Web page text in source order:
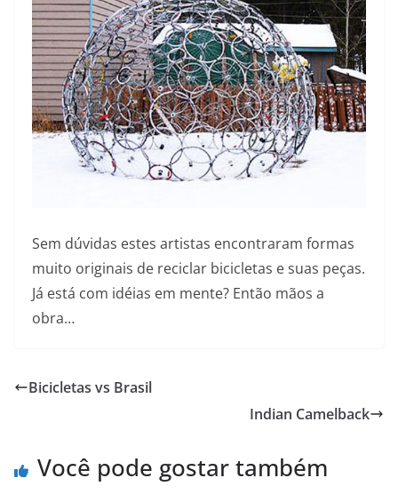
Sem dúvidas estes artistas encontraram formas
muito originais de reciclar bicicletas e suas peças.
Já está com idéias em mente? Então mãos a
obra…
Bicicletas vs Brasil
Indian Camelback
Você pode gostar também